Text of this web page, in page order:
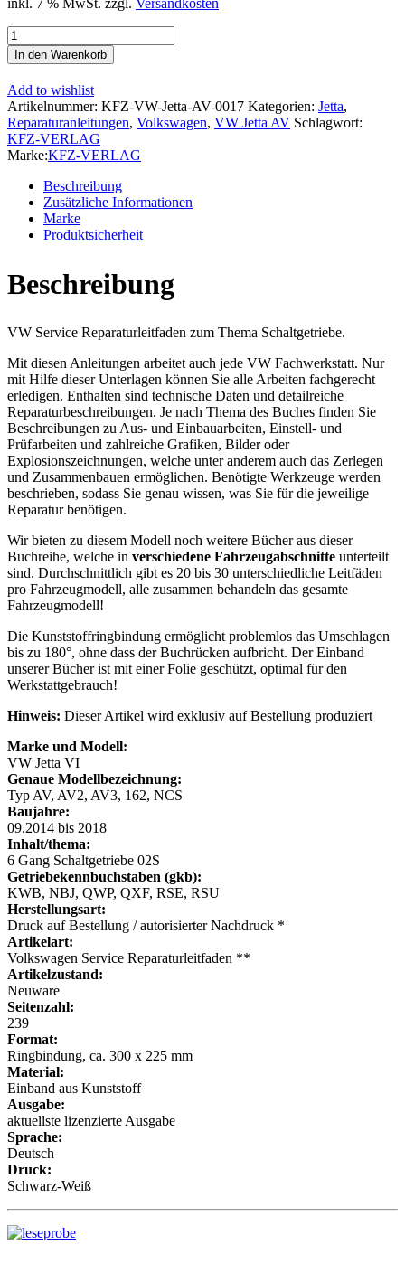
inkl. 7 % MwSt. zzgl. Versandkosten
VW
Jetta
6
Typ
AV
(14-
18)
6
Gang
Schaltgetriebe
Kupplung
Reparaturanleitung
Menge
In den Warenkorb
Add to wishlist
Artikelnummer: KFZ-VW-Jetta-AV-0017 Kategorien: Jetta,
Reparaturanleitungen, Volkswagen, VW Jetta AV Schlagwort:
KFZ-VERLAG
Marke:KFZ-VERLAG
Beschreibung
Zusätzliche Informationen
Marke
Produktsicherheit
Beschreibung
VW Service Reparaturleitfaden zum Thema Schaltgetriebe.
Mit diesen Anleitungen arbeitet auch jede VW Fachwerkstatt. Nur
mit Hilfe dieser Unterlagen können Sie alle Arbeiten fachgerecht
erledigen. Enthalten sind technische Daten und detailreiche
Reparaturbeschreibungen. Je nach Thema des Buches finden Sie
Beschreibungen zu Aus- und Einbauarbeiten, Einstell- und
Prüfarbeiten und zahlreiche Grafiken, Bilder oder
Explosionszeichnungen, welche unter anderem auch das Zerlegen
und Zusammenbauen ermöglichen. Benötigte Werkzeuge werden
beschrieben, sodass Sie genau wissen, was Sie für die jeweilige
Reparatur benötigen.
Wir bieten zu diesem Modell noch weitere Bücher aus dieser
Buchreihe, welche in verschiedene Fahrzeugabschnitte unterteilt
sind. Durchschnittlich gibt es 20 bis 30 unterschiedliche Leitfäden
pro Fahrzeugmodell, alle zusammen behandeln das gesamte
Fahrzeugmodell!
Die Kunststoffringbindung ermöglicht problemlos das Umschlagen
bis zu 180°, ohne dass der Buchrücken aufbricht. Der Einband
unserer Bücher ist mit einer Folie geschützt, optimal für den
Werkstattgebrauch!
Hinweis: Dieser Artikel wird exklusiv auf Bestellung produziert
Marke und Modell:
VW Jetta VI
Genaue Modellbezeichnung:
Typ AV, AV2, AV3, 162, NCS
Baujahre:
09.2014 bis 2018
Inhalt/thema:
6 Gang Schaltgetriebe 02S
Getriebekennbuchstaben (gkb):
KWB, NBJ, QWP, QXF, RSE, RSU
Herstellungsart:
Druck auf Bestellung / autorisierter Nachdruck *
Artikelart:
Volkswagen Service Reparaturleitfaden **
Artikelzustand:
Neuware
Seitenzahl:
239
Format:
Ringbindung, ca. 300 x 225 mm
Material:
Einband aus Kunststoff
Ausgabe:
aktuellste lizenzierte Ausgabe
Sprache:
Deutsch
Druck:
Schwarz-Weiß